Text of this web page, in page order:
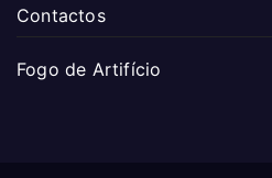
Contactos
Fogo de Artifício